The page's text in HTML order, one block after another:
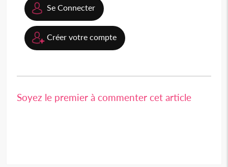
Se Connecter
Créer votre compte
Soyez le premier à commenter cet article